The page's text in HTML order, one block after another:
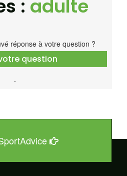
: adulte
réponse à votre question ?
question
.